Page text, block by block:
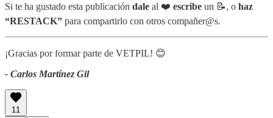
Si te ha gustado esta publicación dale al ❤️ escribe un 📝, o haz
“RESTACK” para compartirlo con otros compañer@s.
¡Gracias por formar parte de VETPIL! 😊
- Carlos Martínez Gil
11